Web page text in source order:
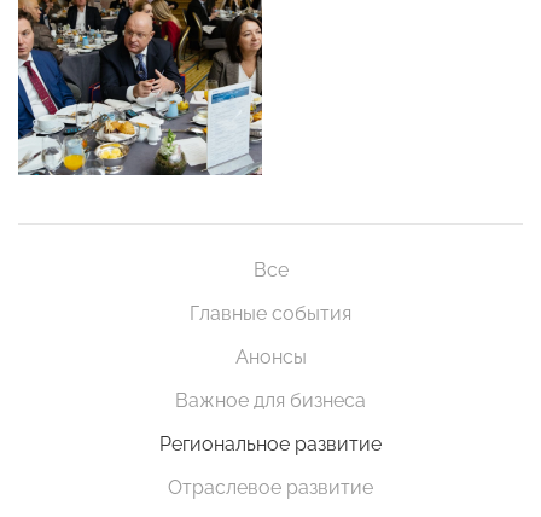
Все
Главные события
Анонсы
Важное для бизнеса
Региональное развитие
Отраслевое развитие